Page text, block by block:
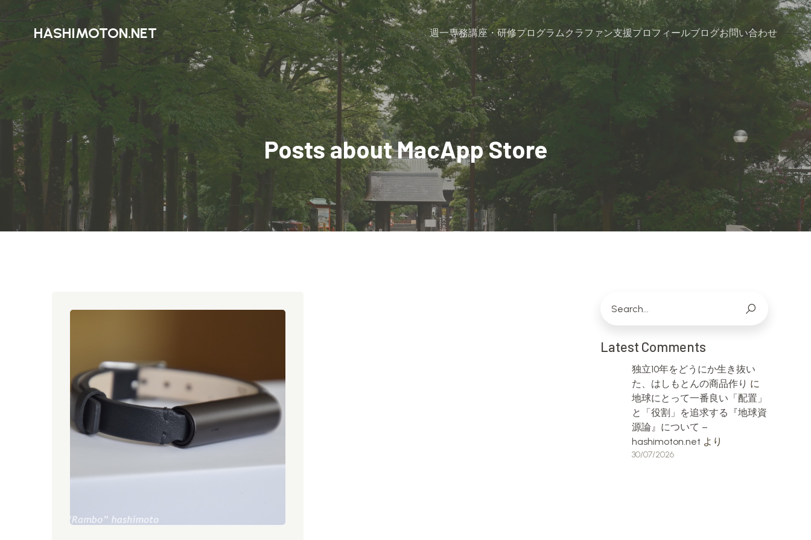
HASHIMOTON.NET 週一専務講座・研修プログラムクラファン支援プロフィールブログお問い合わせ
Posts about MacApp Store
Latest Comments
独立10年をどうにか生き抜い
た、はしもとんの商品作り に
地球にとって一番良い「配置」
と「役割」を追求する『地球資
源論』について –
hashimoton.net より
30/07/2026